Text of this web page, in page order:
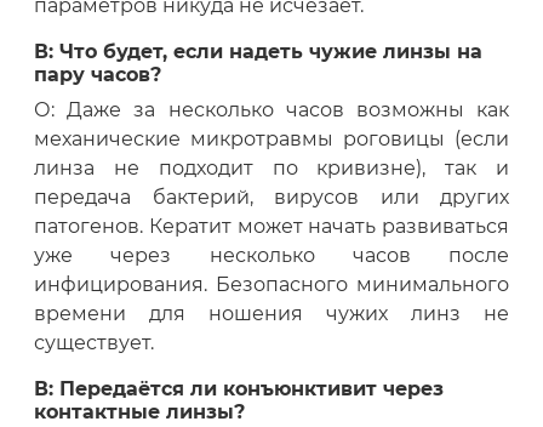
параметров никуда не исчезает.
В: Что будет, если надеть чужие линзы на
пару часов?
О: Даже за несколько часов возможны как
механические микротравмы роговицы (если
линза не подходит по кривизне), так и
передача бактерий, вирусов или других
патогенов. Кератит может начать развиваться
уже через несколько часов после
инфицирования. Безопасного минимального
времени для ношения чужих линз не
существует.
В: Передаётся ли конъюнктивит через
контактные линзы?